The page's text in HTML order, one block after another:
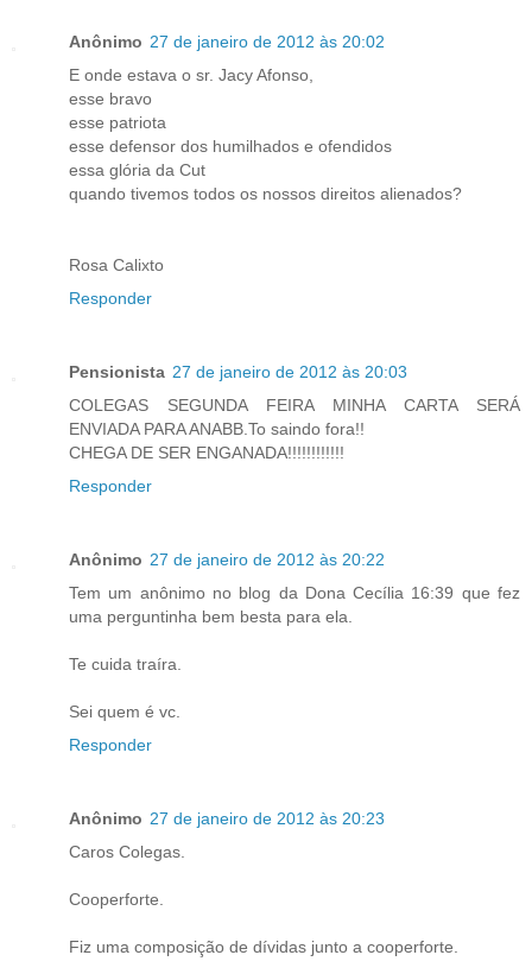
Anônimo 27 de janeiro de 2012 às 20:02
E onde estava o sr. Jacy Afonso,
esse bravo
esse patriota
esse defensor dos humilhados e ofendidos
essa glória da Cut
quando tivemos todos os nossos direitos alienados?
Rosa Calixto
Responder
Pensionista 27 de janeiro de 2012 às 20:03
COLEGAS SEGUNDA FEIRA MINHA CARTA SERÁ
ENVIADA PARA ANABB.To saindo fora!!
CHEGA DE SER ENGANADA!!!!!!!!!!!!
Responder
Anônimo 27 de janeiro de 2012 às 20:22
Tem um anônimo no blog da Dona Cecília 16:39 que fez
uma perguntinha bem besta para ela.
Te cuida traíra.
Sei quem é vc.
Responder
Anônimo 27 de janeiro de 2012 às 20:23
Caros Colegas.
Cooperforte.
Fiz uma composição de dívidas junto a cooperforte.